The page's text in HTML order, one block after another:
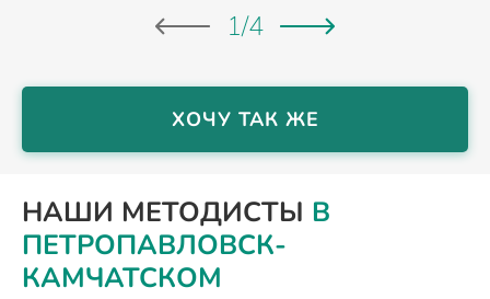
1/4
ХОЧУ ТАК ЖЕ
НАШИ МЕТОДИСТЫ В
ПЕТРОПАВЛОВСК-
КАМЧАТСКОМ